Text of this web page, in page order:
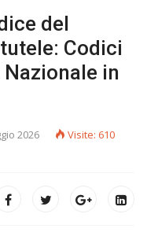
del
Codici
in
2026 Visite: 610